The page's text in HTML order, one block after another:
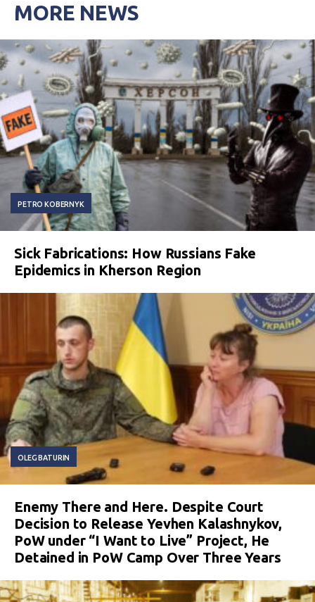
MORE NEWS
PETRO KOBERNYK
Sick Fabrications: How Russians Fake
Epidemics in Kherson Region
OLEG BATURIN
Enemy There and Here. Despite Court
Decision to Release Yevhen Kalashnykov,
PoW under “I Want to Live” Project, He
Detained in PoW Camp Over Three Years